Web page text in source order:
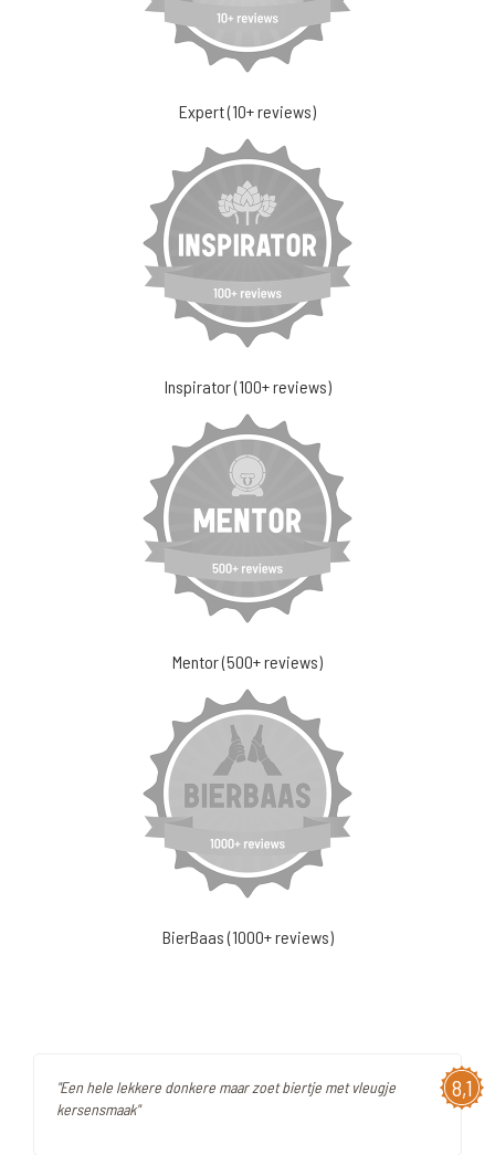
Expert (10+ reviews)
Inspirator (100+ reviews)
Mentor (500+ reviews)
BierBaas (1000+ reviews)
8,1
"Een hele lekkere donkere maar zoet biertje met vleugje
kersensmaak"